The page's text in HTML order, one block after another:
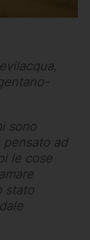
sono
ad
le cose
stato